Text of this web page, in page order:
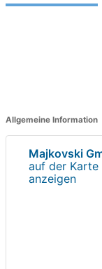
Allgemeine Information
Majkovski
auf der Karte
anzeigen